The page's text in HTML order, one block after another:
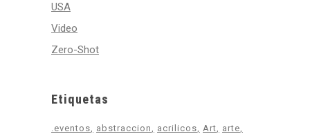
USA
Video
Zero-Shot
Etiquetas
.eventos abstraccion acrilicos Art
arte